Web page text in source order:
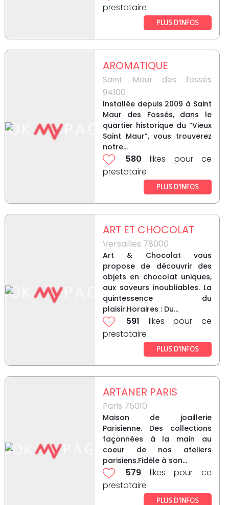
prestataire
PLUS D’INFOS
AROMATIQUE
Saint Maur des fossés
94100
Installée depuis 2009 à Saint
Maur des Fossés, dans le
quartier historique du “Vieux
Saint Maur”, vous trouverez
notre...
580 likes pour ce
prestataire
PLUS D’INFOS
ART ET CHOCOLAT
Versailles 78000
Art & Chocolat vous
propose de découvrir des
objets en chocolat uniques,
aux saveurs inoubliables. La
quintessence du
plaisir.Horaires : Du...
591 likes pour ce
prestataire
PLUS D’INFOS
ARTANER PARIS
Paris 75010
Maison de joaillerie
Parisienne. Des collections
façonnées à la main au
coeur de nos ateliers
parisiens.Fidèle à son...
579 likes pour ce
prestataire
PLUS D’INFOS